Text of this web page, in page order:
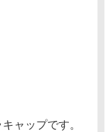
ャップです。